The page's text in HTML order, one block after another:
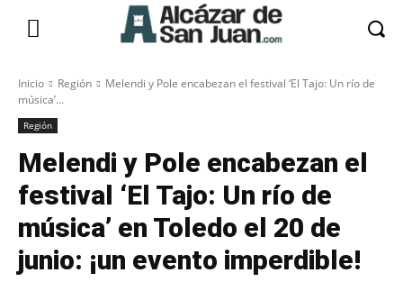
Inicio Región
Melendi y Pole encabezan el festival ‘El Tajo: Un río de
música’...
Región
Melendi y Pole encabezan el
festival ‘El Tajo: Un río de
música’ en Toledo el 20 de
junio: ¡un evento imperdible!